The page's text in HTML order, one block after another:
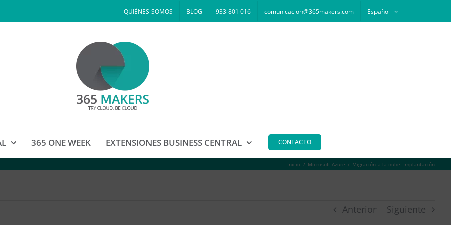
QUIÉNES SOMOS BLOG 933 801 016 comunicacion@365makers.com Español
365 ONE WEEK EXTENSIONES BUSINESS CENTRAL CONTACTO
Inicio Microsoft Azure Migración a la nube: Implantación
Anterior Siguiente